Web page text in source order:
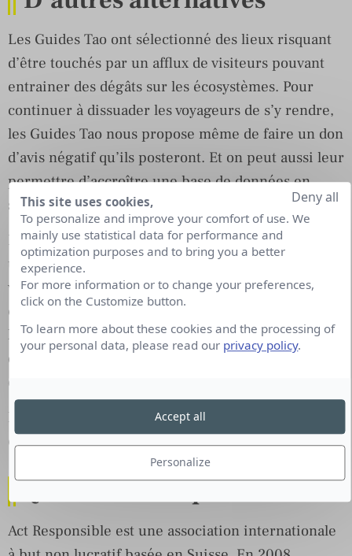
Les Guides Tao ont sélectionné des lieux risquant
d’être touchés par un afflux de visiteurs pouvant
entrainer des dégâts sur les écosystèmes. Pour
continuer à dissuader les voyageurs de s’y rendre,
les Guides Tao nous propose même de faire un don
d’avis négatif qu’ils posteront. Et on peut aussi leur
permettre d’accroître une base de données en
suggérant de nouveaux lieux à protéger.
Pour compléter leur opération et ne pas rester sur
une approche négative, la marque propose des
voyages alternatifs. Un moyen de découvrir
comment voyager tout en protégeant
l’environnement. Il ne reste plus qu’à choisir une
des destinations proposées parmi les adresses
durables respectant la charte des guides Tao.
N’hésitez plus à mettre vos plus mauvais
commentaires surHate to protect.
Qui est Act Responsible ?
Act Responsible est une association internationale
This site uses cookies,
To personalize and improve your comfort of use. We
mainly use statistical data for performance and
optimization purposes and to bring you a better
experience.
For more information or to change your preferences,
click on the Customize button.
To learn more about these cookies and the processing of
your personal data, please read our privacy policy.
Personalize
Deny all
Accept all